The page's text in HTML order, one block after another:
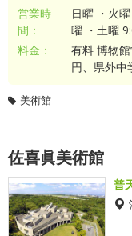
営業時
間：
日曜 ・火
曜 ・土曜
料金：
有料 博物
円、県外中
美術館
佐喜眞美術館
普